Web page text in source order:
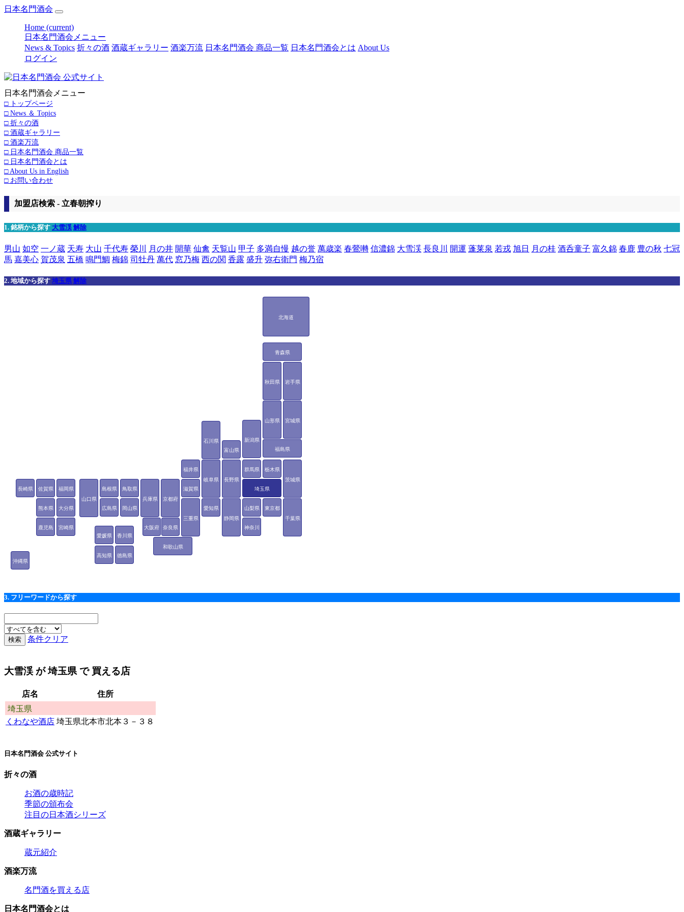
日本名門酒会
Home (current)
日本名門酒会メニュー
News & Topics 折々の酒 酒蔵ギャラリー 酒楽万流 日本名門酒会 商品一覧 日本名門酒会とは About Us
ログイン
日本名門酒会メニュー
□ トップページ
□ News ＆ Topics
□ 折々の酒
□ 酒蔵ギャラリー
□ 酒楽万流
□ 日本名門酒会 商品一覧
□ 日本名門酒会とは
□ About Us in English
□ お問い合わせ
加盟店検索 - 立春朝搾り
1. 銘柄から探す 大雪渓 解除
男山 如空 一ノ蔵 天寿 大山 千代寿 榮川 月の井 開華 仙禽 天覧山 甲子 多満自慢 越の誉 萬歳楽 春鶯囀 信濃錦 大雪渓 長良川 開運 蓬莱泉 若戎 旭日 月の桂 酒呑童子 富久錦 春鹿 豊の秋 七冠
馬 嘉美心 賀茂泉 五橋 鳴門鯛 梅錦 司牡丹 萬代 窓乃梅 西の関 香露 盛升 弥右衛門 梅乃宿
2. 地域から探す 埼玉県 解除
北海道
青森県
岩手県
宮城県
秋田県
山形県
福島県
茨城県
栃木県
群馬県
埼玉県
千葉県
東京都
神奈川
新潟県
富山県
石川県
福井県
山梨県
長野県
岐阜県
静岡県
愛知県
三重県
滋賀県
京都府
大阪府
兵庫県
奈良県
和歌山県
鳥取県
島根県
岡山県
広島県
山口県
徳島県
香川県
愛媛県
高知県
福岡県
佐賀県
長崎県
熊本県 大分県
宮崎県
鹿児島
沖縄県
3. フリーワードから探す
条件クリア
大雪渓が埼玉県 で 買える店
店名
住所
埼玉県
くわなや酒店 埼玉県北本市北本３－３８
日本名門酒会 公式サイト
折々の酒
お酒の歳時記
季節の頒布会
注目の日本酒シリーズ
酒蔵ギャラリー
蔵元紹介
酒楽万流
名門酒を買える店
日本名門酒会とは